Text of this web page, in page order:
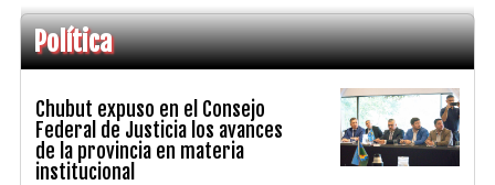
Política
Chubut expuso en el Consejo
Federal de Justicia los avances
de la provincia en materia
institucional